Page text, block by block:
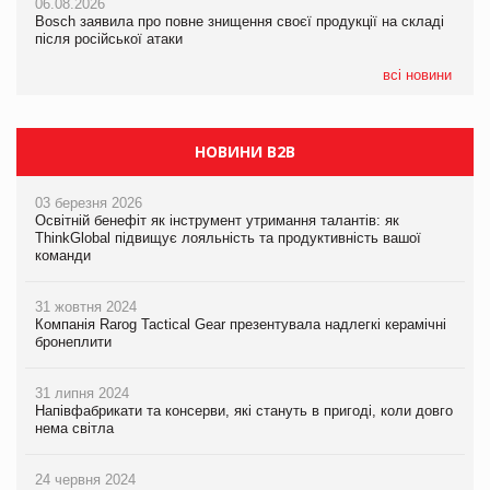
06.08.2026
Bosch заявила про повне знищення своєї продукції на складі
після російської атаки
всі новини
новинки від ТМ ТОКЕРИ
Сергій Лісунов про заморожені хлібобулочні вироби на
06.08.2026
Bosch заявила про повне знищення своєї продукції на складі
після російської атаки
НОВИНИ B2B
03 березня 2026
Освітній бенефіт як інструмент утримання талантів: як
ThinkGlobal підвищує лояльність та продуктивність вашої
команди
31 жовтня 2024
Компанія Rarog Tactical Gear презентувала надлегкі керамічні
бронеплити
31 липня 2024
Напівфабрикати та консерви, які стануть в пригоді, коли довго
нема світла
24 червня 2024